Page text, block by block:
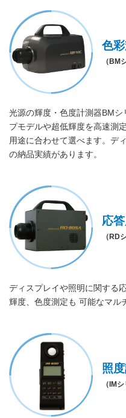
色
（BM
光源の輝度・色度計測器BM
プモデルや超低輝度を高速測
用途に合わせて選べます。デ
の納品実績があります。
応
（RD
ディスプレイや照明に関する
輝度、色度測定も 可能なマル
照
（IM